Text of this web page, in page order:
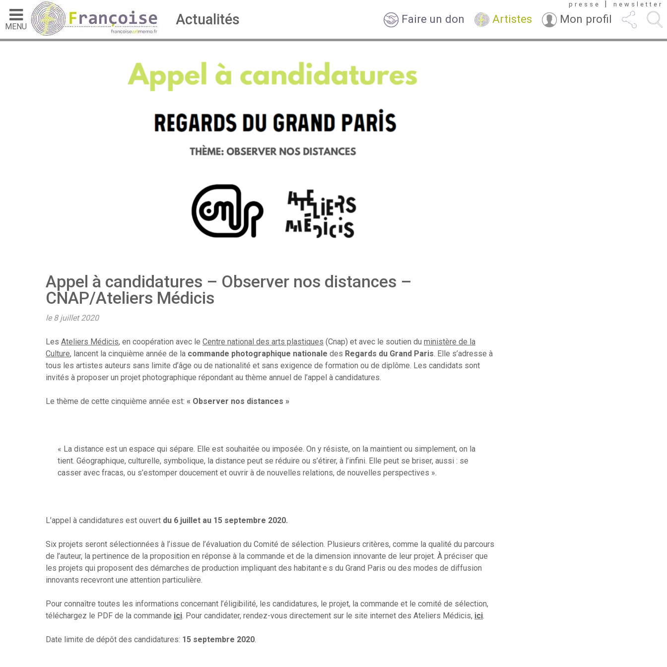
MENU Actualités Faire un don Artistes Mon profil
presse | newsletter
Appel à candidatures – Observer nos distances –
CNAP/Ateliers Médicis
le 8 juillet 2020
Les Ateliers Médicis, en coopération avec le Centre national des arts plastiques (Cnap) et avec le soutien du ministère de la
Culture, lancent la cinquième année de la commande photographique nationale des Regards du Grand Paris. Elle s’adresse à
tous les artistes auteurs sans limite d’âge ou de nationalité et sans exigence de formation ou de diplôme. Les candidats sont
invités à proposer un projet photographique répondant au thème annuel de l’appel à candidatures.
Le thème de cette cinquième année est: « Observer nos distances »
« La distance est un espace qui sépare. Elle est souhaitée ou imposée. On y résiste, on la maintient ou simplement, on la
tient. Géographique, culturelle, symbolique, la distance peut se réduire ou s’étirer, à l’infini. Elle peut se briser, aussi : se
casser avec fracas, ou s’estomper doucement et ouvrir à de nouvelles relations, de nouvelles perspectives ».
L’appel à candidatures est ouvert du 6 juillet au 15 septembre 2020.
Six projets seront sélectionnées à l’issue de l’évaluation du Comité de sélection. Plusieurs critères, comme la qualité du parcours
de l’auteur, la pertinence de la proposition en réponse à la commande et de la dimension innovante de leur projet. À préciser que
les projets qui proposent des démarches de production impliquant des habitant·e·s du Grand Paris ou des modes de diffusion
innovants recevront une attention particulière.
Pour connaître toutes les informations concernant l’éligibilité, les candidatures, le projet, la commande et le comité de sélection,
téléchargez le PDF de la commande ici. Pour candidater, rendez-vous directement sur le site internet des Ateliers Médicis, ici.
Date limite de dépôt des candidatures: 15 septembre 2020.